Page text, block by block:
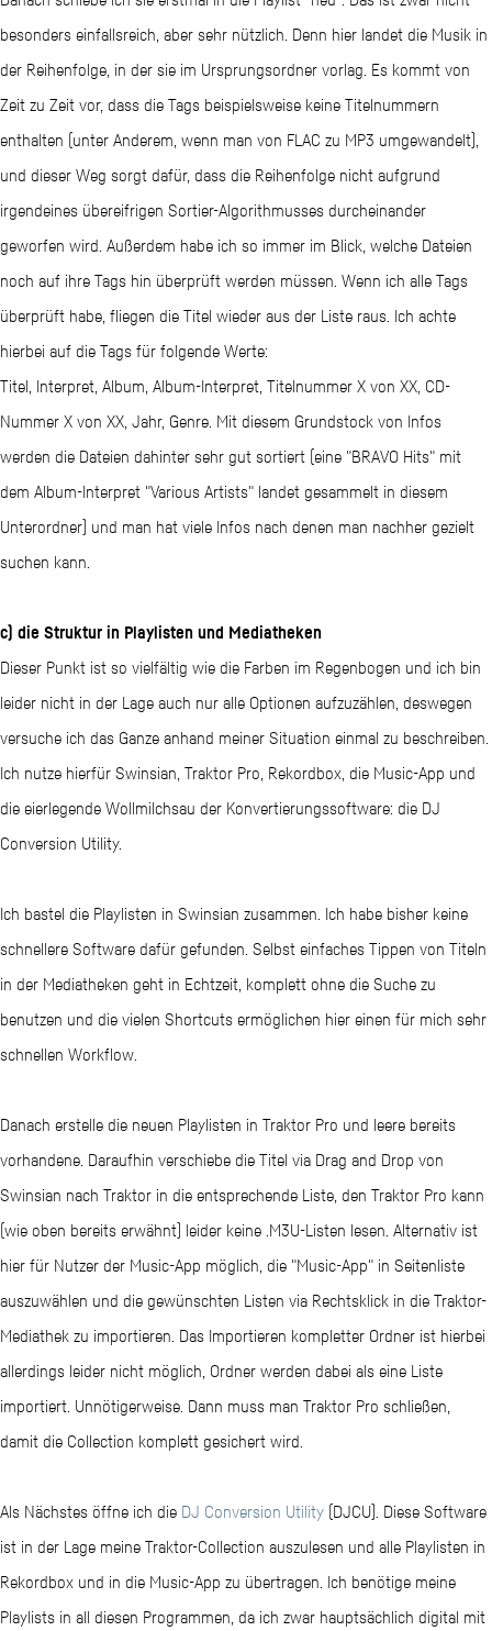
besonders einfallsreich, aber sehr nützlich. Denn hier landet die Musik in
der Reihenfolge, in der sie im Ursprungsordner vorlag. Es kommt von
Zeit zu Zeit vor, dass die Tags beispielsweise keine Titelnummern
enthalten (unter Anderem, wenn man von FLAC zu MP3 umgewandelt),
und dieser Weg sorgt dafür, dass die Reihenfolge nicht aufgrund
irgendeines übereifrigen Sortier-Algorithmusses durcheinander
geworfen wird. Außerdem habe ich so immer im Blick, welche Dateien
noch auf ihre Tags hin überprüft werden müssen. Wenn ich alle Tags
überprüft habe, fliegen die Titel wieder aus der Liste raus. Ich achte
hierbei auf die Tags für folgende Werte:
Titel, Interpret, Album, Album-Interpret, Titelnummer X von XX, CD-
Nummer X von XX, Jahr, Genre. Mit diesem Grundstock von Infos
werden die Dateien dahinter sehr gut sortiert (eine "BRAVO Hits" mit
dem Album-Interpret "Various Artists" landet gesammelt in diesem
Unterordner) und man hat viele Infos nach denen man nachher gezielt
suchen kann.
c) die Struktur in Playlisten und Mediatheken
Dieser Punkt ist so vielfältig wie die Farben im Regenbogen und ich bin
leider nicht in der Lage auch nur alle Optionen aufzuzählen, deswegen
versuche ich das Ganze anhand meiner Situation einmal zu beschreiben.
Ich nutze hierfür Swinsian, Traktor Pro, Rekordbox, die Music-App und
die eierlegende Wollmilchsau der Konvertierungssoftware: die DJ
Conversion Utility.
Ich bastel die Playlisten in Swinsian zusammen. Ich habe bisher keine
schnellere Software dafür gefunden. Selbst einfaches Tippen von Titeln
in der Mediatheken geht in Echtzeit, komplett ohne die Suche zu
benutzen und die vielen Shortcuts ermöglichen hier einen für mich sehr
schnellen Workflow.
Danach erstelle die neuen Playlisten in Traktor Pro und leere bereits
vorhandene. Daraufhin verschiebe die Titel via Drag and Drop von
Swinsian nach Traktor in die entsprechende Liste, den Traktor Pro kann
(wie oben bereits erwähnt) leider keine .M3U-Listen lesen. Alternativ ist
hier für Nutzer der Music-App möglich, die "Music-App" in Seitenliste
auszuwählen und die gewünschten Listen via Rechtsklick in die Traktor-
Mediathek zu importieren. Das Importieren kompletter Ordner ist hierbei
allerdings leider nicht möglich, Ordner werden dabei als eine Liste
importiert. Unnötigerweise. Dann muss man Traktor Pro schließen,
damit die Collection komplett gesichert wird.
Als Nächstes öffne ich die DJ Conversion Utility (DJCU). Diese Software
ist in der Lage meine Traktor-Collection auszulesen und alle Playlisten in
Rekordbox und in die Music-App zu übertragen. Ich benötige meine
Playlists in all diesen Programmen, da ich zwar hauptsächlich digital mit